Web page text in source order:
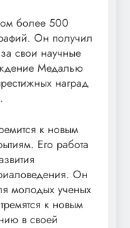
более 500
Он получил
свои научные
Медалью
наград
к новым
Его работа
Он
молодых ученых
к новым
в своей